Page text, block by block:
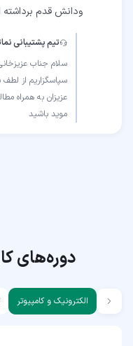
ودانش قدم برداشته
تیم پشتیبانی
سپاسگزاریم از
موید باشید
دوره‌های
الکترونیک و کامپیوتر